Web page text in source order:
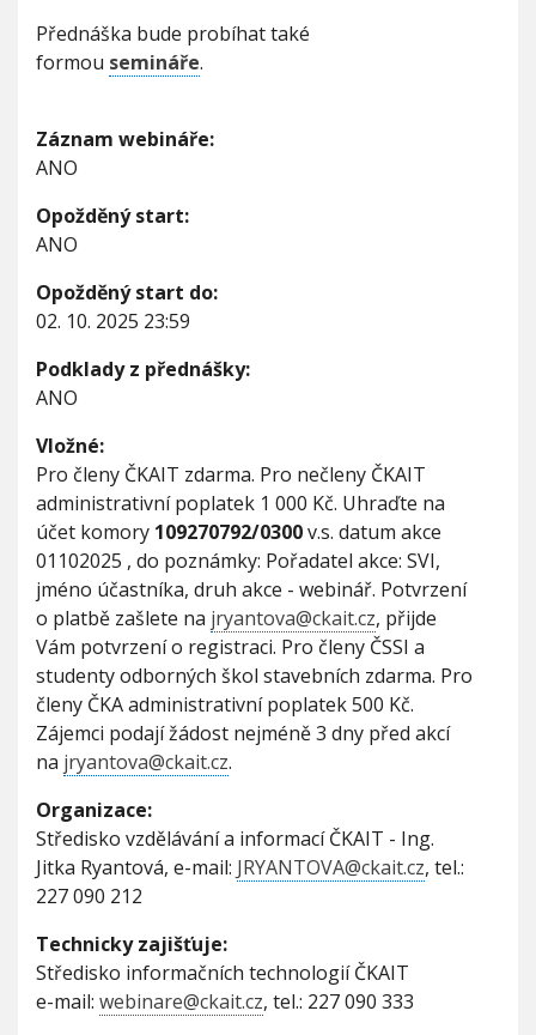
v
ý
m
a
p
l
i
n
a
m
i
Přednáška bude probíhat také
formou semináře.
Záznam webináře:
ANO
Opožděný start:
ANO
Opožděný start do:
02. 10. 2025 23:59
Podklady z přednášky:
ANO
Vložné:
Pro členy ČKAIT zdarma. Pro nečleny ČKAIT
administrativní poplatek 1 000 Kč. Uhraďte na
účet komory 109270792/0300v.s. datum akce
01102025 , do poznámky: Pořadatel akce: SVI,
jméno účastníka, druh akce - webinář. Potvrzení
o platbě zašlete na jryantova@ckait.cz, přijde
Vám potvrzení o registraci. Pro členy ČSSI a
studenty odborných škol stavebních zdarma. Pro
členy ČKA administrativní poplatek 500 Kč.
Zájemci podají žádost nejméně 3 dny před akcí
na jryantova@ckait.cz.
Organizace:
Středisko vzdělávání a informací ČKAIT - Ing.
Jitka Ryantová, e-mail: JRYANTOVA@ckait.cz, tel.:
227 090 212
Technicky zajišťuje:
Středisko informačních technologií ČKAIT
e-mail: webinare@ckait.cz, tel.: 227 090 333